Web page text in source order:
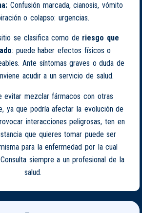
Confusión marcada, cianosis, vómito
o colapso: urgencias.
se clasifica como de riesgo que
: puede haber efectos físicos o
Ante síntomas graves o duda de
acudir a un servicio de salud.
evitar mezclar fármacos con otras
ya que podría afectar la evolución de
interacciones peligrosas, ten en
que quieres tomar puede ser
para la enfermedad por la cual
siempre a un profesional de la
salud.